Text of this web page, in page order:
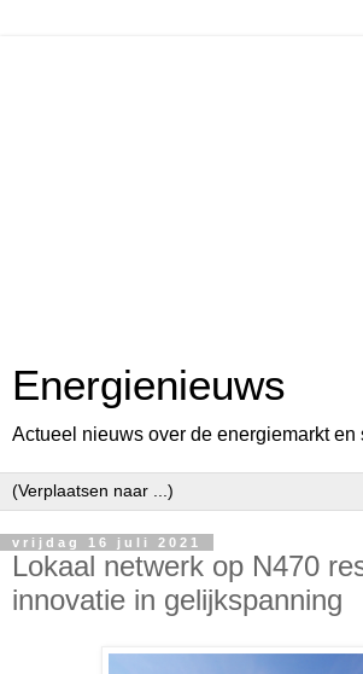
Energienieuws
Actueel nieuws over de energiemarkt en
vrijdag 16 juli 2021
Lokaal netwerk op N470
innovatie in gelijkspanning